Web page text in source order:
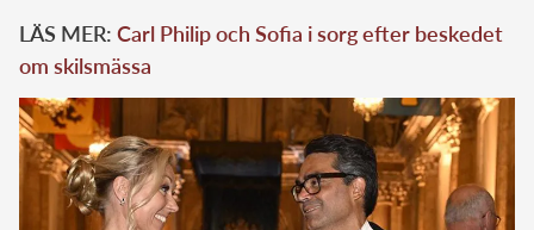
LÄS MER: Carl Philip och Sofia i sorg efter beskedet
om skilsmässa